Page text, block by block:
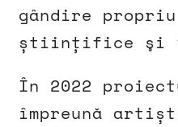
gândire
științifice şi
În 2022
împreună